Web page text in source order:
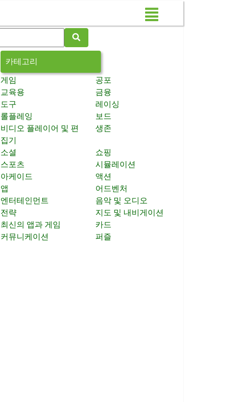
카테고리
게임
공포
교육용
금융
도구
레이싱
롤플레잉
보드
비디오 플레이어 및 편
집기
생존
소셜
쇼핑
스포츠
시뮬레이션
아케이드
액션
앱
어드벤처
엔터테인먼트
음악 및 오디오
전략
지도 및 내비게이션
최신의 앱과 게임
카드
커뮤니케이션
퍼즐